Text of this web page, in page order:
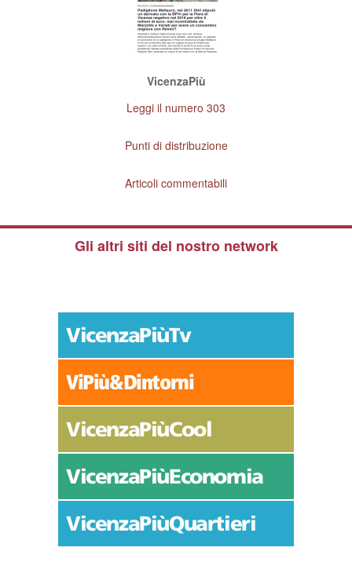
VicenzaPiù
Leggi il numero 303
Punti di distribuzione
Articoli commentabili
Gli altri siti del nostro network